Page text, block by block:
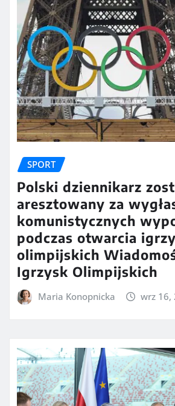
SPORT
Polski dziennikarz
aresztowany za
komunistycznych
podczas otwarcia
olimpijskich
Igrzysk Olimpijskich
Maria Konopnicka wrz 16,